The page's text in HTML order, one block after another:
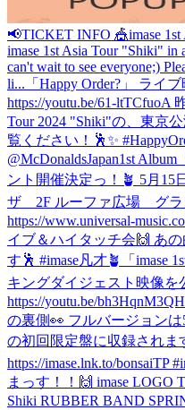
📢TICKET INFO 🎪imase
imase 1st Asia Tour "Shiki" in
can't wait to see everyone;)
li... 「Happy Order?」 ライ
https://youtu.be/61-ltTCfuoA
Tour 2024 "Shiki"の、東京
覧ください！🕺✨
@McDonaldsJapan1st
ント開催決定っ！🪴 5月15
ザ 2F ルーファ広場 グラ
https://www.universal-
イブ＆ハイタッチ会🙌 あ
す🕺 #imase凡才🪴
「imase
キングダイジェスト映像を
https://youtu.be/
の裏側👀 フルバージョンは
の初回限定盤に収録され
https://imase.lnk.to/bonsaiTP
まっす！！🙌 imase LOGO
Shiki RUBBER BAND